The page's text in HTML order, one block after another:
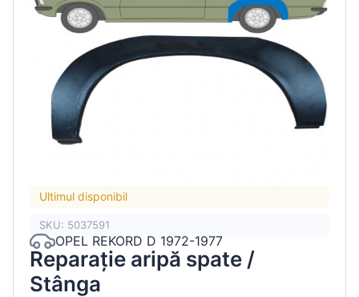
Ultimul disponibil
SKU: 5037591
OPEL REKORD D 1972-1977
Reparație aripă spate /
Stânga